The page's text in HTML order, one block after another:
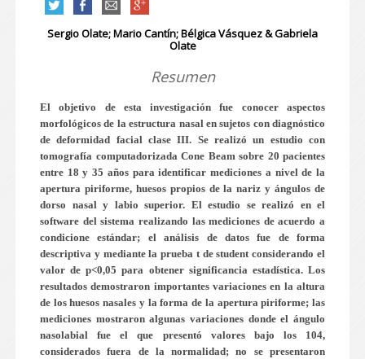
Sergio Olate; Mario Cantín; Bélgica Vásquez & Gabriela
Olate
Resumen
El objetivo de esta investigación fue conocer aspectos
morfológicos de la estructura nasal en sujetos con diagnóstico
de deformidad facial clase III. Se realizó un estudio con
tomografía computadorizada Cone Beam sobre 20 pacientes
entre 18 y 35 años para identificar mediciones a nivel de la
apertura piriforme, huesos propios de la nariz y ángulos de
dorso nasal y labio superior. El estudio se realizó en el
software del sistema realizando las mediciones de acuerdo a
condicione estándar; el análisis de datos fue de forma
descriptiva y mediante la prueba t de student considerando el
valor de p<0,05 para obtener significancia estadística. Los
resultados demostraron importantes variaciones en la altura
de los huesos nasales y la forma de la apertura piriforme; las
mediciones mostraron algunas variaciones donde el ángulo
nasolabial fue el que presentó valores bajo los 104,
considerados fuera de la normalidad; no se presentaron